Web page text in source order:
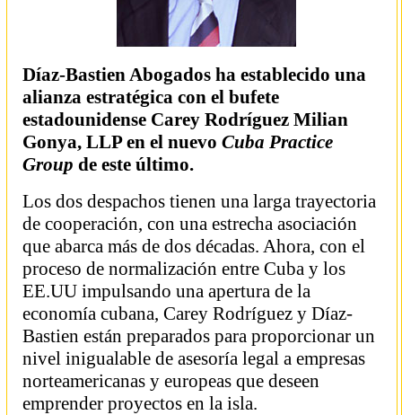
Díaz-Bastien Abogados ha establecido una
alianza estratégica con el bufete
estadounidense Carey Rodríguez Milian
Gonya, LLP en el nuevo Cuba Practice
Group de este último.
Los dos despachos tienen una larga trayectoria
de cooperación, con una estrecha asociación
que abarca más de dos décadas. Ahora, con el
proceso de normalización entre Cuba y los
EE.UU impulsando una apertura de la
economía cubana, Carey Rodríguez y Díaz-
Bastien están preparados para proporcionar un
nivel inigualable de asesoría legal a empresas
norteamericanas y europeas que deseen
emprender proyectos en la isla.